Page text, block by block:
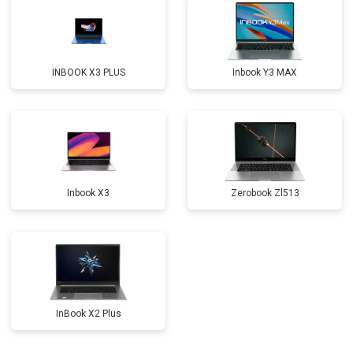
Замена северного моста от 3500 ₽ Заказать
от 3990 ₽ Заказать
INBOOK X3 PLUS Inbook Y3 MAX
Inbook X3 Zerobook Zl513
InBook X2 Plus